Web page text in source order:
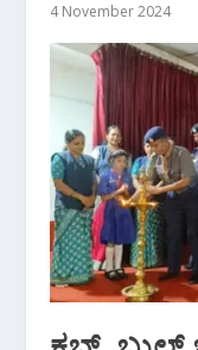
4 November 2024